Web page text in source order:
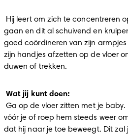
gaan en dit al schuivend en
goed coördineren van zijn
zijn handjes afzetten op de vloer
duwen of trekken.
Ga op de vloer zitten met je baby. Leg een favoriet speeltje
vóór je of roep hem steeds weer
dat hij naar je toe beweegt. Dit